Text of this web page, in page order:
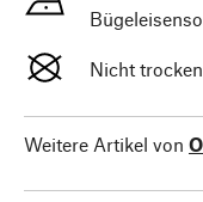
Nicht
Weitere Artikel von